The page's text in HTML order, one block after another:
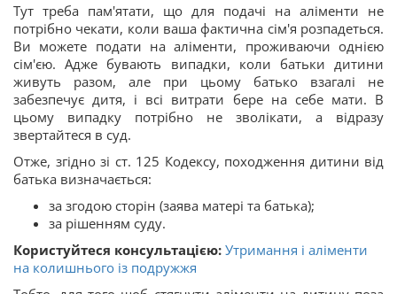
Тут треба пам'ятати, що для подачі на аліменти не
потрібно чекати, коли ваша фактична сім'я розпадеться.
Ви можете подати на аліменти, проживаючи однією
сім'єю. Адже бувають випадки, коли батьки дитини
живуть разом, але при цьому батько взагалі не
забезпечує дитя, і всі витрати бере на себе мати. В
цьому випадку потрібно не зволікати, а відразу
звертайтеся в суд.
Отже, згідно зі ст. 125 Кодексу, походження дитини від
батька визначається:
за згодою сторін (заява матері та батька);
за рішенням суду.
Користуйтеся консультацією: Утримання і аліменти
на колишнього із подружжя